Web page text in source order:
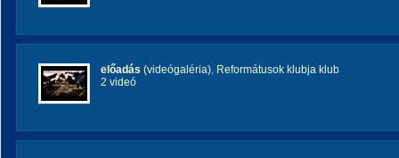
előadás (videógaléria), Reformátusok klubja klub
2 videó